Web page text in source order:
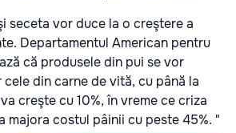
seceta vor duce la o creştere a
Departamentul American pentru
că produsele din pui se vor
cele din carne de vită, cu până la
creşte cu 10%, în vreme ce criza
majora costul pâinii cu peste 45%. "